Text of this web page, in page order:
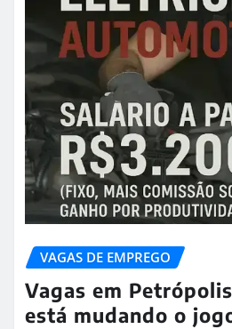
VAGAS DE EMPREGO
Vagas em
está mudando o